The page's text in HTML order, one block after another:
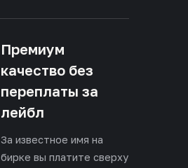
Премиум
качество без
переплаты за
лейбл
За известное имя на
бирке вы платите сверху